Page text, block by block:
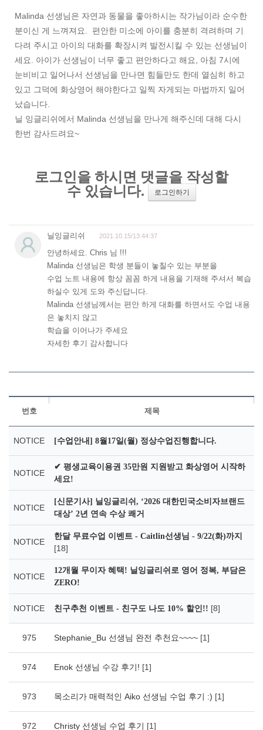
Malinda 선생님은 자연과 동물을 좋아하시는 작가님이라 순수한
분이신 게 느껴져요. 편안한 미소에 아이를 충분히 격려하며 기
다려 주시고 아이의 대화를 확장시켜 발전시킬 수 있는 선생님이
세요. 아이가 선생님이 너무 좋고 편안하다고 해요, 아침 7시에
눈비비고 일어나서 선생님을 만나면 힘들만도 한데 열심히 하고
있고 그덕에 화상영어 해야한다고 일찍 자게되는 마법까지 일어
났습니다.
닐 잉글리쉬에서 Malinda 선생님을 만나게 해주신데 대해 다시
한번 감사드려요~